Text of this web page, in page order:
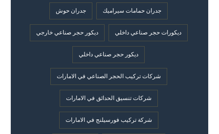
جدران حمامات سيراميك جدران حوش
ديكورات حجر صناعي داخلي ديكور حجر صناعي خارجي
ديكور حجر صناعي داخلي
شركات تركيب الحجر الصناعي في الامارات
شركات تنسيق الحدائق في الامارات
شركة تركيب فورسيلنج في الامارات